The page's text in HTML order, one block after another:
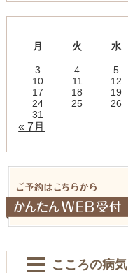
月
火 水
3
4 5
10
11 12
17
18 19
24
25 26
31
« 7月
こころの病気